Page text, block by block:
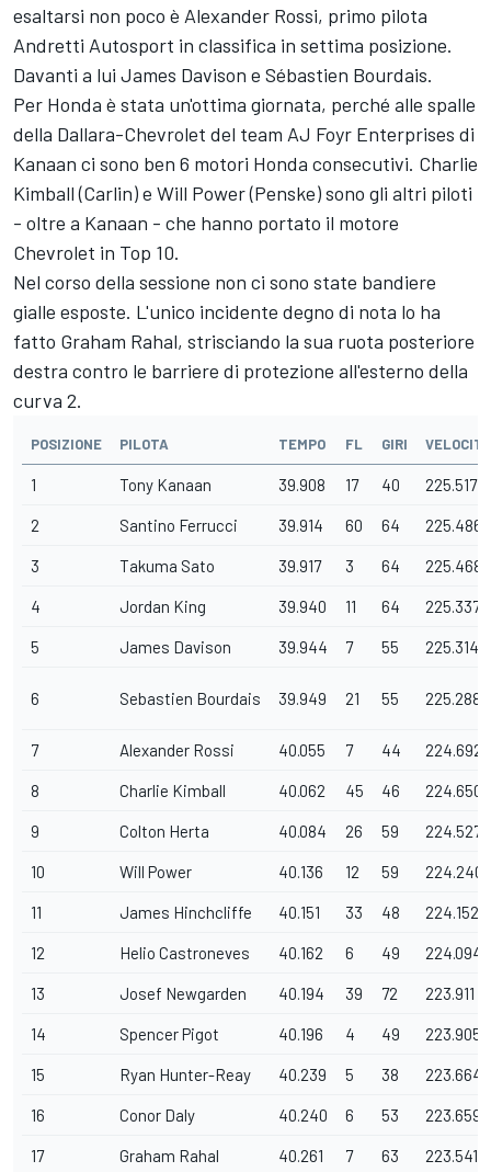
esaltarsi non poco è Alexander Rossi, primo pilota
Andretti Autosport in classifica in settima posizione.
Davanti a lui James Davison e Sébastien Bourdais.
Per Honda è stata un'ottima giornata, perché alle spalle
della Dallara-Chevrolet del team AJ Foyr Enterprises di
Kanaan ci sono ben 6 motori Honda consecutivi. Charlie
Kimball (Carlin) e Will Power (Penske) sono gli altri piloti
- oltre a Kanaan - che hanno portato il motore
Chevrolet in Top 10.
Nel corso della sessione non ci sono state bandiere
gialle esposte. L'unico incidente degno di nota lo ha
fatto Graham Rahal, strisciando la sua ruota posteriore
destra contro le barriere di protezione all'esterno della
curva 2.
POSIZIONE PILOTA TEMPO FL GIRI VELOCITÀ
1 Tony Kanaan 39.908 17 40 225.517
2 Santino Ferrucci 39.914 60 64 225.486
3 Takuma Sato 39.917 3 64 225.468
4 Jordan King 39.940 11 64 225.337
5 James Davison 39.944 7 55 225.314
6 Sebastien Bourdais 39.949 21 55 225.288
7 Alexander Rossi 40.055 7 44 224.692
8 Charlie Kimball 40.062 45 46 224.650
9 Colton Herta 40.084 26 59 224.527
10 Will Power 40.136 12 59 224.240
11 James Hinchcliffe 40.151 33 48 224.152
12 Helio Castroneves 40.162 6 49 224.094
13 Josef Newgarden 40.194 39 72 223.911
14 Spencer Pigot 40.196 4 49 223.905
15 Ryan Hunter-Reay 40.239 5 38 223.664
16 Conor Daly 40.240 6 53 223.659
17 Graham Rahal 40.261 7 63 223.541